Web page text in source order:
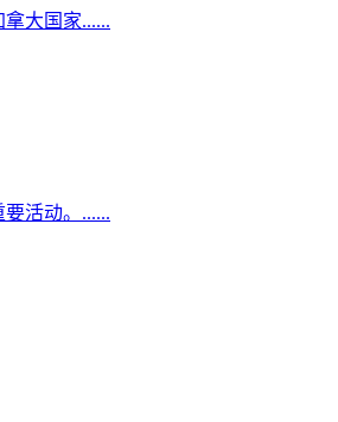
大国家......
活动。......